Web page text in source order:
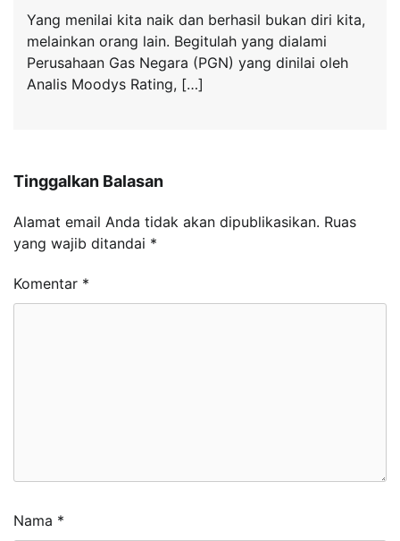
Yang menilai kita naik dan berhasil bukan diri kita,
melainkan orang lain. Begitulah yang dialami
Perusahaan Gas Negara (PGN) yang dinilai oleh
Analis Moodys Rating, […]
Tinggalkan Balasan
Alamat email Anda tidak akan dipublikasikan. Ruas
yang wajib ditandai *
Komentar *
Nama *